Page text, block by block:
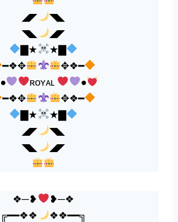
◢◤
◥◣
◥◣
◢◤
▇★
★▇
━❖✥
✥❖━
●
ʀᴏʏᴀʟ
●
━❖✥
✥❖━
▇★
★▇
◢◤
◥◣
◥◣
◢◤
❖─❥
❥─❖
╔━━❖❖
❖❖━━╗